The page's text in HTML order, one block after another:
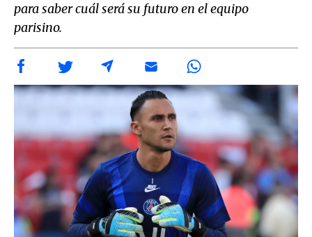
para saber cuál será su futuro en el equipo
parisino.